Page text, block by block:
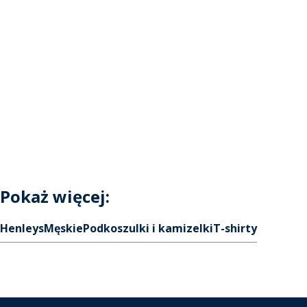
Pokaż więcej:
HenleysMęskiePodkoszulki i kamizelkiT-shirty